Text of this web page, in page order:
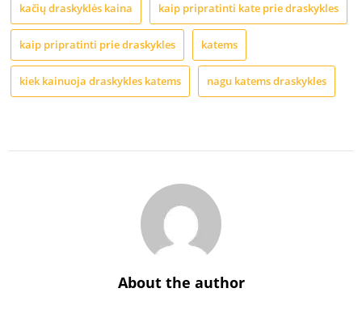
kačių draskyklės kaina kaip pripratinti kate prie draskykles
kaip pripratinti prie draskykles katems
kiek kainuoja draskykles katems nagu katems draskykles
About the author